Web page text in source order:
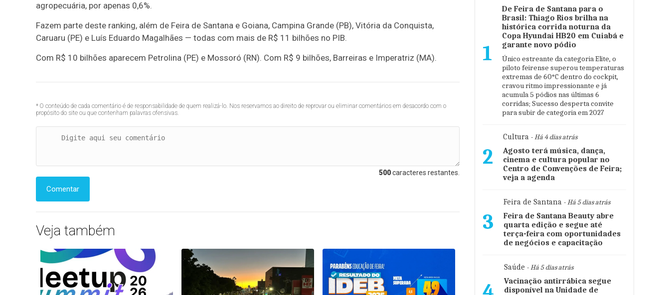
agropecuária, por apenas 0,6%.
Fazem parte deste ranking, além de Feira de Santana e Goiana, Campina Grande (PB), Vitória da Conquista,
Caruaru (PE) e Luís Eduardo Magalhães — todas com mais de R$ 11 bilhões no PIB.
Com R$ 10 bilhões aparecem Petrolina (PE) e Mossoró (RN). Com R$ 9 bilhões, Barreiras e Imperatriz (MA).
* O conteúdo de cada comentário é de responsabilidade de quem realizá-lo. Nos reservamos ao direito de reprovar ou eliminar comentários em desacordo com o
propósito do site ou que contenham palavras ofensivas.
500caracteres restantes.
Comentar
Veja também
1
De Feira de Santana para o
Brasil: Thiago Rios brilha na
histórica corrida noturna da
Copa Hyundai HB20 em Cuiabá e
garante novo pódio
Único estreante da categoria Elite, o
piloto feirense superou temperaturas
extremas de 60°C dentro do cockpit,
cravou ritmo impressionante e já
acumula 5 pódios nas últimas 6
corridas; Sucesso desperta convite
para subir de categoria em 2027
2
Cultura - Há 4 dias atrás
Agosto terá música, dança,
cinema e cultura popular no
Centro de Convenções de Feira;
veja a agenda
3
Feira de Santana - Há 5 dias atrás
Feira de Santana Beauty abre
quarta edição e segue até
terça-feira com oportunidades
de negócios e capacitação
Saúde - Há 5 dias atrás
Vacinação antirrábica segue
disponível na Unidade de